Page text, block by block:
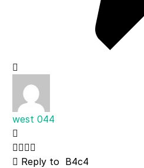
west 044
Reply to B4c4